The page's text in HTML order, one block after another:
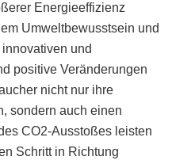
Energieeffizienz
Umweltbewusstsein und
und
positive Veränderungen
nicht nur ihre
sondern auch einen
CO2-Ausstoßes leisten
Schritt in Richtung